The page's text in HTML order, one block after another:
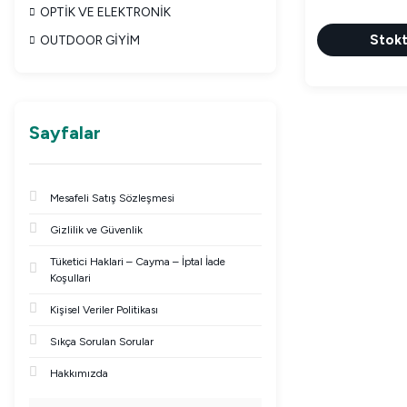
OPTİK VE ELEKTRONİK
OUTDOOR GİYİM
Sayfalar
Mesafeli Satış Sözleşmesi
Gizlilik ve Güvenlik
Tüketici Haklari – Cayma – İptal İade
Koşullari
Kişisel Veriler Politikası
Sıkça Sorulan Sorular
Hakkımızda